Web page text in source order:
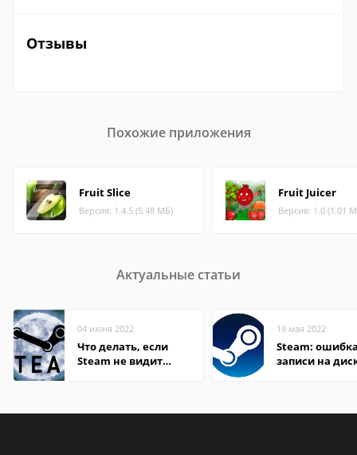
Отзывы
Похожие приложения
Fruit Slice
Версия: 1.4.5 (5.48 МБ)
Fruit Juicer
Версия: 1.0 (1.01
Актуальные статьи
04 июня 2022
Что делать, если
Steam не видит
19 мая 2022
Steam:
записи на